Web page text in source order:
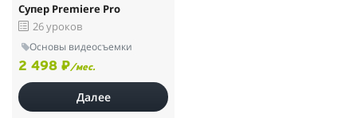
Супер Premiere Pro
26 уроков
Основы видеосъемки
2 498 ₽/мес.
Далее